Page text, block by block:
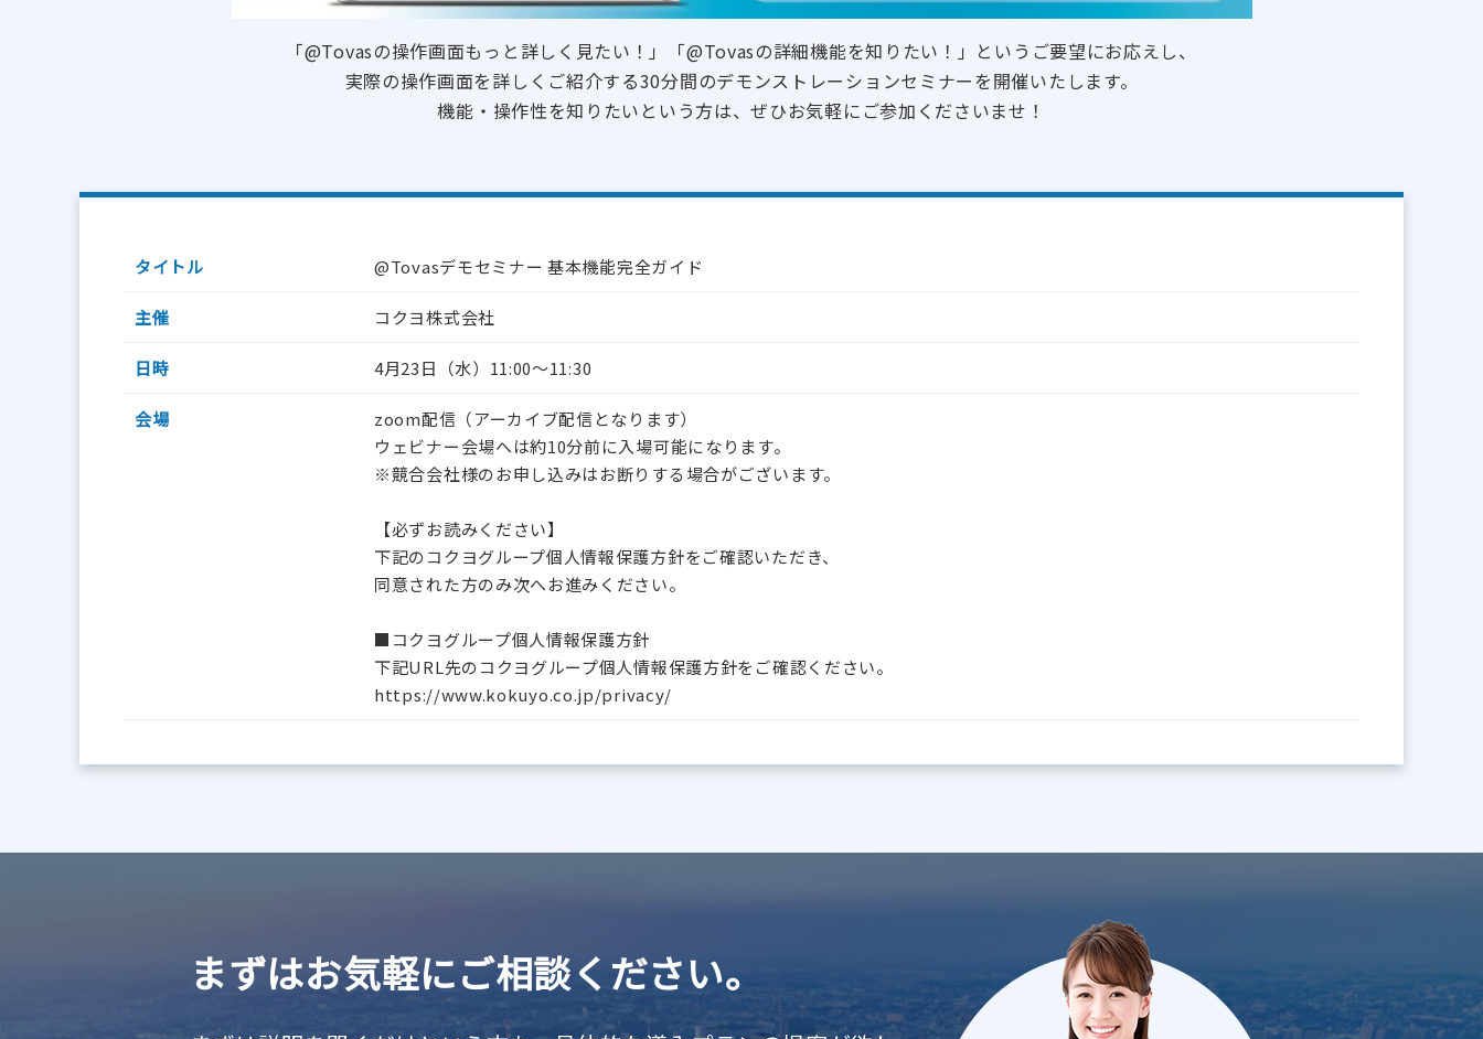
「@Tovasの操作画面もっと詳しく見たい！」「@Tovasの詳細機能を知りたい！」というご要望にお応えし、
実際の操作画面を詳しくご紹介する30分間のデモンストレーションセミナーを開催いたします。
機能・操作性を知りたいという方は、ぜひお気軽にご参加くださいませ！
タイトル @Tovasデモセミナー 基本機能完全ガイド
主催 コクヨ株式会社
日時 4月23日（水）11:00〜11:30
会場
zoom配信（アーカイブ配信となります）
ウェビナー会場へは約10分前に入場可能になります。
※競合会社様のお申し込みはお断りする場合がございます。
【必ずお読みください】
下記のコクヨグループ個人情報保護方針をご確認いただき、
同意された方のみ次へお進みください。
■コクヨグループ個人情報保護方針
下記URL先のコクヨグループ個人情報保護方針をご確認ください。
https://www.kokuyo.co.jp/privacy/
まずはお気軽にご相談ください。